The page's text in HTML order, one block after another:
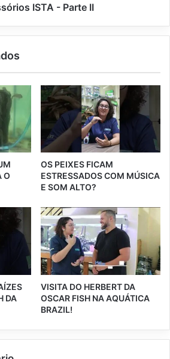
ISTA - Parte II
O
OS PEIXES FICAM
ESTRESSADOS COM MÚSICA
E SOM ALTO?
DA
VISITA DO HERBERT DA
OSCAR FISH NA AQUÁTICA
BRAZIL!